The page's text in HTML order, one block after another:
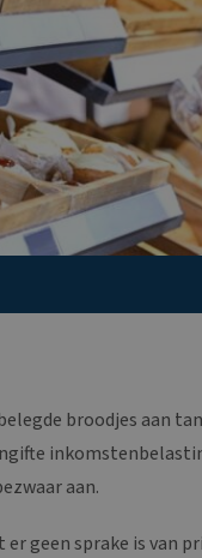
broodjes aan
aan.
geen sprake is van